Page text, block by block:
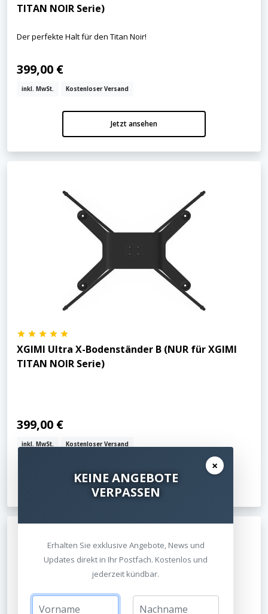
TITAN NOIR Serie)
Der perfekte Halt für den Titan Noir!
399,00 €
inkl. MwSt. Kostenloser Versand
Jetzt ansehen
XGIMI Ultra X-Bodenständer B (NUR für XGIMI
TITAN NOIR Serie)
399,00 €
inkl. MwSt. Kostenloser Versand
Jetzt ansehen
×
KEINE ANGEBOTE
VERPASSEN
Erhalten Sie exklusive Angebote, News und
Updates direkt in Ihr Postfach. Kostenlos und
jederzeit kündbar.